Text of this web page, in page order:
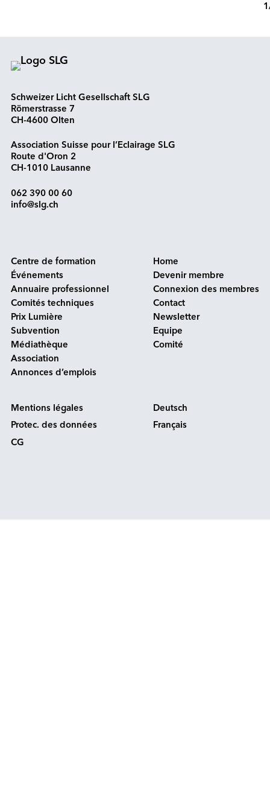
Schweizer Licht Gesellschaft SLG
Römerstrasse 7
CH-4600 Olten
Association Suisse pour l’Eclairage SLG
Route d'Oron 2
CH-1010 Lausanne
062 390 00 60
info@slg.ch
Centre de formation
Événements
Annuaire professionnel
Comités techniques
Prix Lumière
Subvention
Médiathèque
Association
Annonces d’emplois
Home
Devenir membre
Connexion des membres
Contact
Newsletter
Equipe
Comité
Mentions légales
Protec. des données
CG
Deutsch
Français